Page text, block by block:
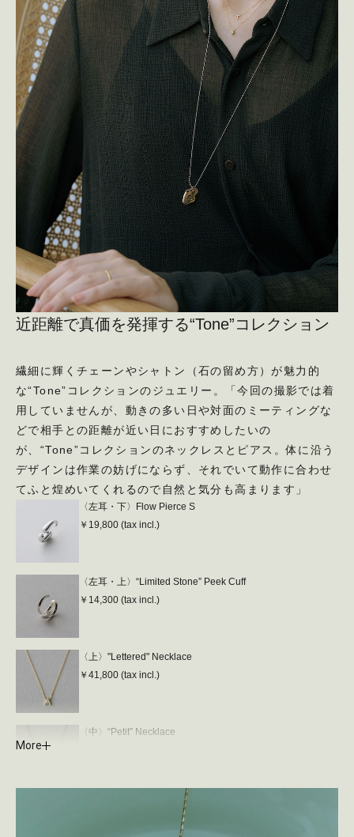
近距離で真価を発揮する“Tone”コレクション
繊細に輝くチェーンやシャトン（石の留め方）が魅力的
な“Tone”コレクションのジュエリー。「今回の撮影では着
用していませんが、動きの多い日や対面のミーティングな
どで相手との距離が近い日におすすめしたいの
が、“Tone”コレクションのネックレスとピアス。体に沿う
デザインは作業の妨げにならず、それでいて動作に合わせ
てふと煌めいてくれるので自然と気分も高まります」
〈左耳・下〉Flow Pierce S
￥19,800 (tax incl.)
〈左耳・上〉“Limited Stone” Peek Cuff
￥14,300 (tax incl.)
〈上〉"Lettered" Necklace
￥41,800 (tax incl.)
〈中〉“Petit” Necklace
〈下〉“SIGNATURE” Charm 3
More